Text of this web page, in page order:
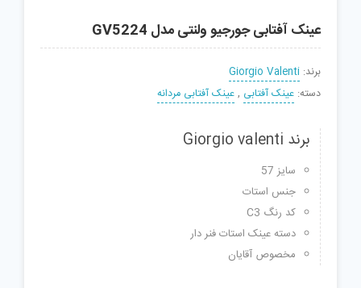
عینک آفتابی جورجیو ولنتی مدل GV5224
برند: Giorgio Valenti
دسته: عینک آفتابی ,عینک آفتابی مردانه
برند Giorgio valenti
سایز 57
جنس استات
کد رنگ C3
دسته عینک استات فنر دار
مخصوص آقایان